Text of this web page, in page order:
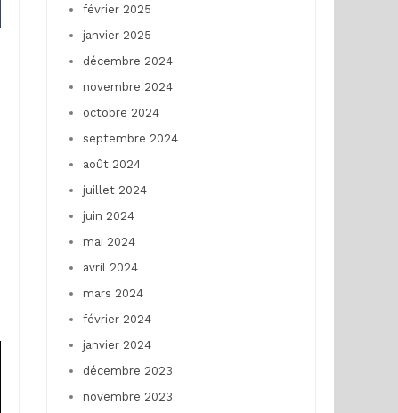
février 2025
janvier 2025
décembre 2024
novembre 2024
octobre 2024
septembre 2024
août 2024
juillet 2024
juin 2024
mai 2024
avril 2024
mars 2024
février 2024
janvier 2024
décembre 2023
novembre 2023